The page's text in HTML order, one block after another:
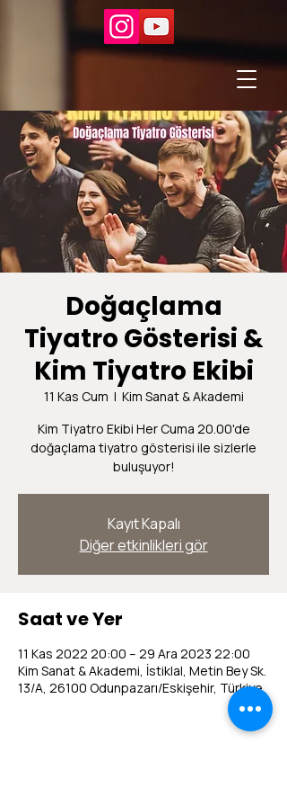
Doğaçlama
Tiyatro Gösterisi &
Kim Tiyatro Ekibi
11 Kas Cum
  |
Kim Sanat & Akademi
Kim Tiyatro Ekibi Her Cuma 20.00'de
doğaçlama tiyatro gösterisi ile sizlerle
buluşuyor!
Kayıt Kapalı
Diğer etkinlikleri gör
Saat ve Yer
11 Kas 2022 20:00 – 29 Ara 2023 22:00
Kim Sanat & Akademi, İstiklal, Metin Bey Sk.
13/A, 26100 Odunpazarı/Eskişehir, Türkiye